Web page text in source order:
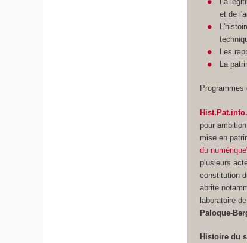
et de
Les
La
Programmes
pour
mise en
du
plusieurs
constitution
abrite
laboratoire
Paloque-
Histoire du